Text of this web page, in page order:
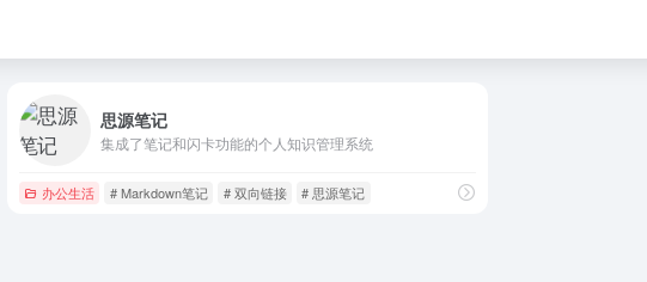
思源笔记
集成了笔记和闪卡功能的个人知识管理系统
办公生活 # Markdown笔记 # 双向链接 # 思源笔记